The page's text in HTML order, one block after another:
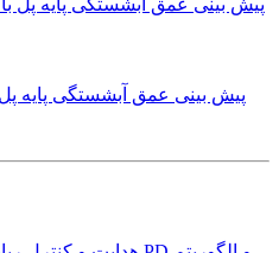
پیش بینی عمق آبشستگی پایه